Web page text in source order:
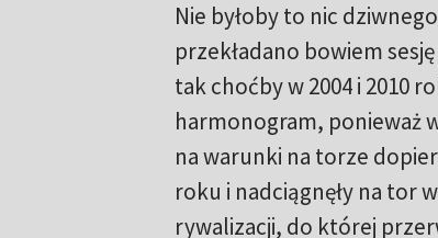
Nie byłoby to nic
przekładano bowiem
tak choćby w 2004 i 2010
harmonogram, ponieważ
na warunki na torze
roku i nadciągnęły na tor
rywalizacji, do której